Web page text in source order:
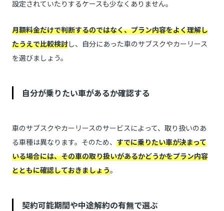
設定されていたりするケースも少なくありません。
月額料金だけで判断するのではなく、プラン内容をよく理解し
たうえで比較検討し、自分にあった車のサブスクやカーリース
を選びましょう。
自分が乗りたい車があるか確認する
車のサブスクやカーリースのサービスによって、取り扱いのあ
る車種は異なります。そのため、 すでに乗りたい車が決まって
いる場合には、その車の取り扱いがあるかどうかをプラン内容
とともに確認しておきましょう。
契約可能期間や中途解約の有無で選ぶ